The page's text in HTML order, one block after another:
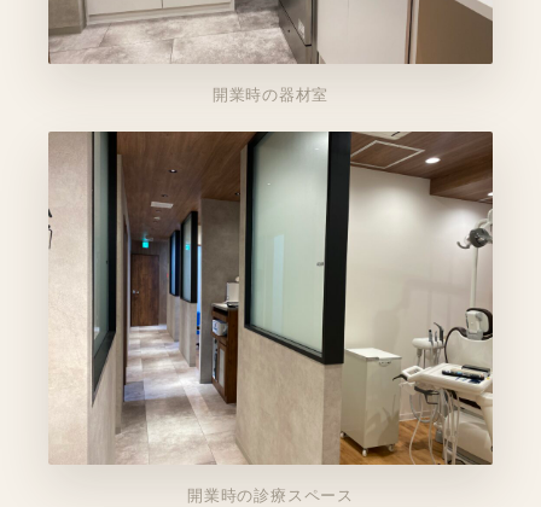
開業時の器材室
開業時の診療スペース